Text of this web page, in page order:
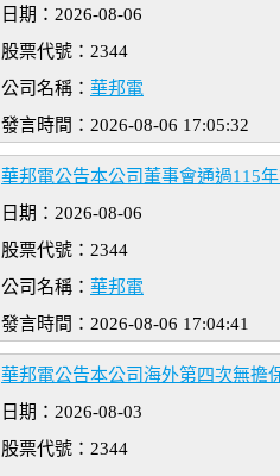
日期：2026-08-06
股票代號：2344
公司名稱： 華邦電
發言時間：2026-08-06 17:05:32
華邦電公告本公司董事會通過115
日期：2026-08-06
股票代號：2344
公司名稱： 華邦電
發言時間：2026-08-06 17:04:41
華邦電公告本公司海外第四次無擔
日期：2026-08-03
股票代號：2344